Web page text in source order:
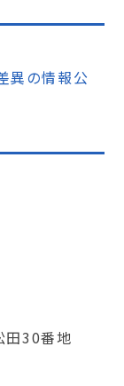
異の情報公
30番地